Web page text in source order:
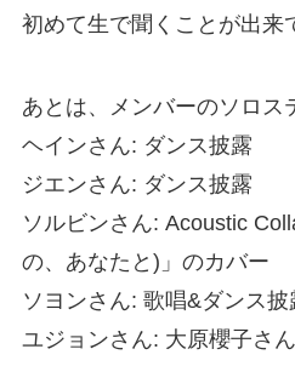
初めて生で聞くことが出来
あとは、メンバーのソロス
ヘインさん: ダンス披露
ジエンさん: ダンス披露
ソルビンさん: Acoustic
の、あなたと)」のカバー
ソヨンさん: 歌唱&ダンス披
ユジョンさん: 大原櫻子さ